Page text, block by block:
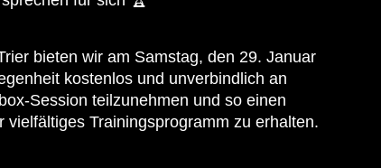
bieten wir am Samstag, den 29. Januar
kostenlos und unverbindlich an
Session teilzunehmen und so einen
vielfältiges Trainingsprogramm zu erhalten.